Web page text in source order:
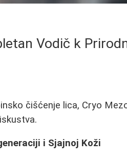
Vodič k
čišćenje lica, Cryo
i Sjajnoj Koži